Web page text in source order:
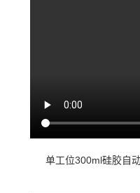
单工位300ml硅胶自